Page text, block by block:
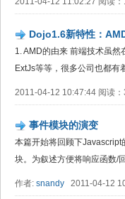
Dojo1.6新特性：
1. AMD的由来 前端技术虽
ExtJs等等，很多公司也都有
2011-04-12 10:47:44 阅读：
事件模块的演变
本篇开始将回顾下Javascript
块。为叙述方便将响应函数/
作者: snandy 2011-04-12